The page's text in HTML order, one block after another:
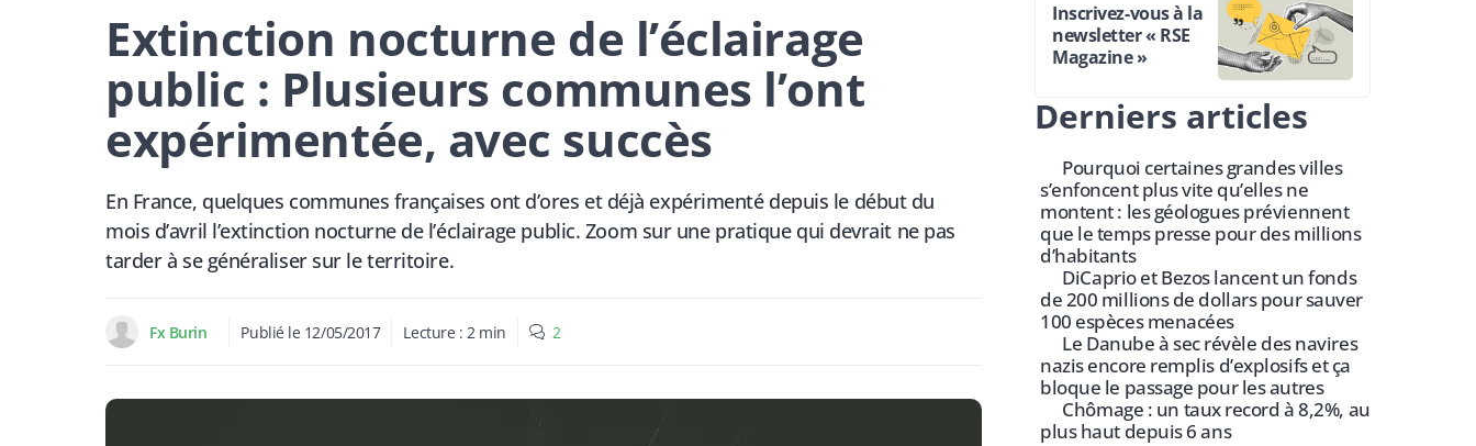
Extinction nocturne de l’éclairage
public : Plusieurs communes l’ont
expérimentée, avec succès
En France, quelques communes françaises ont d’ores et déjà expérimenté depuis le début du
mois d’avril l’extinction nocturne de l’éclairage public. Zoom sur une pratique qui devrait ne pas
tarder à se généraliser sur le territoire.
Fx Burin Publié le 12/05/2017 Lecture : 2 min 2
Inscrivez-vous à la
newsletter « RSE
Magazine »
Derniers articles
Pourquoi certaines grandes villes
s’enfoncent plus vite qu’elles ne
montent : les géologues préviennent
que le temps presse pour des millions
d’habitants
DiCaprio et Bezos lancent un fonds
de 200 millions de dollars pour sauver
100 espèces menacées
Le Danube à sec révèle des navires
nazis encore remplis d’explosifs et ça
bloque le passage pour les autres
Chômage : un taux record à 8,2%, au
plus haut depuis 6 ans